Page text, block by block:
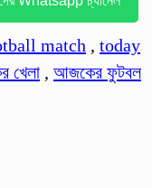
match , today
খেলা , আজকের ফুটবল